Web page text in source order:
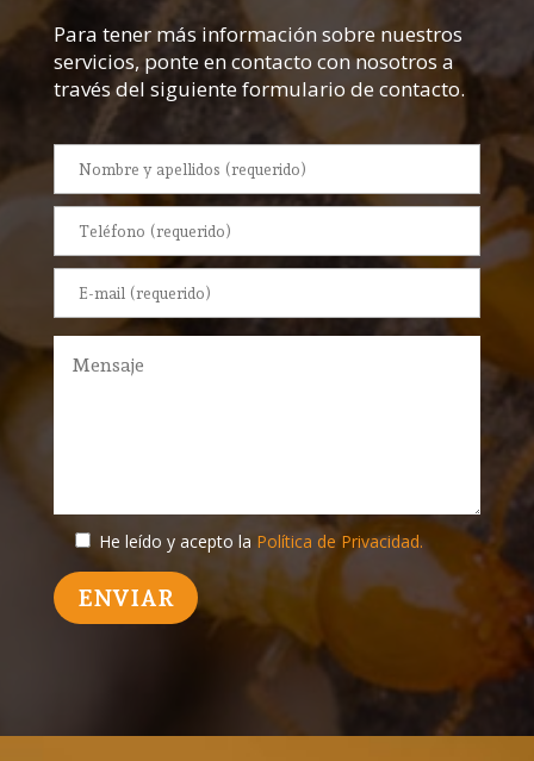
Para tener más información sobre nuestros
servicios, ponte en contacto con nosotros a
través del siguiente formulario de contacto.
He leído y acepto la Política de Privacidad.